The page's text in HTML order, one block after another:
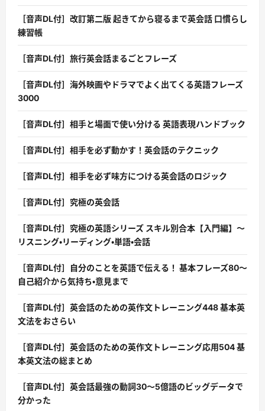
［音声DL付］改訂第二版 起きてから寝るまで英会話 口慣らし
練習帳
［音声DL付］旅行英会話まるごとフレーズ
［音声DL付］海外映画やドラマでよく出てくる英語フレーズ
3000
［音声DL付］相手と場面で使い分ける 英語表現ハンドブック
［音声DL付］相手を必ず動かす！英会話のテクニック
［音声DL付］相手を必ず味方につける英会話のロジック
［音声DL付］究極の英会話
［音声DL付］究極の英語シリーズ スキル別合本【入門編】〜
リスニング・リーディング・単語・会話
［音声DL付］自分のことを英語で伝える！ 基本フレーズ80〜
自己紹介から気持ち・意見まで
［音声DL付］英会話のための英作文トレーニング448 基本英
文法をおさらい
［音声DL付］英会話のための英作文トレーニング応用504 基
本英文法の総まとめ
［音声DL付］英会話最強の動詞30〜5億語のビッグデータで
分かった